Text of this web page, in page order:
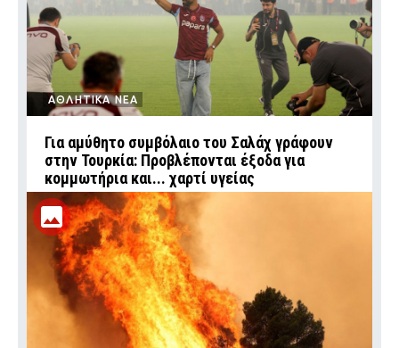
ΑΘΛΗΤΙΚΑ ΝΕΑ
Για αμύθητο συμβόλαιο του Σαλάχ γράφουν
στην Τουρκία: Προβλέπονται έξοδα για
κομμωτήρια και... χαρτί υγείας